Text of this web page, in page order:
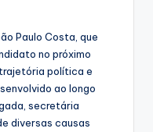
Paulo Costa, que
no próximo
política e
ao longo
secretária
diversas causas